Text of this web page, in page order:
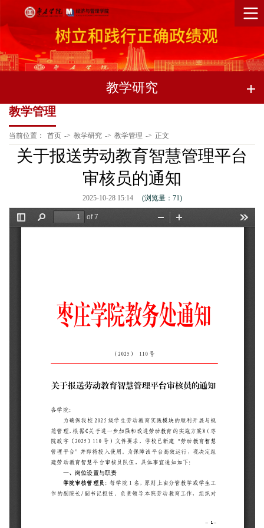
教学研究
教学管理
当前位置： 首页 -> 教学研究 -> 教学管理 -> 正文
关于报送劳动教育智慧管理平台
审核员的通知
2025-10-28 15:14 (浏览量： 71)